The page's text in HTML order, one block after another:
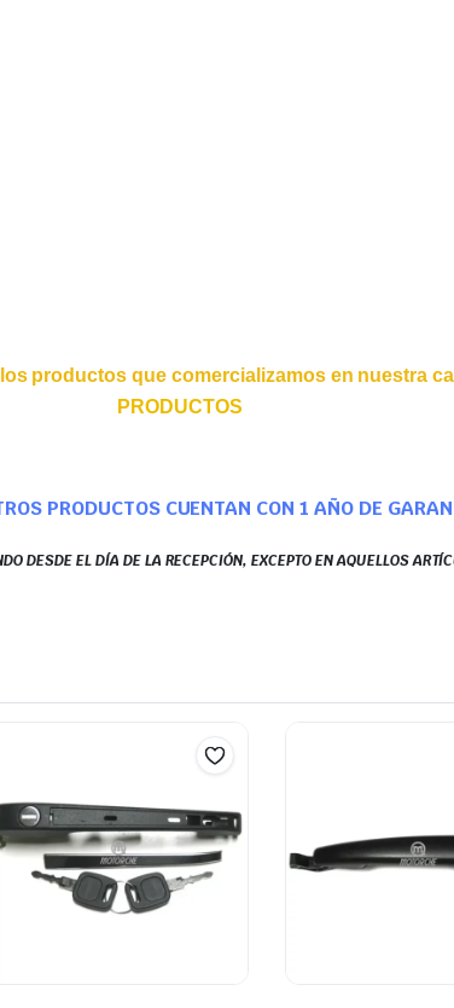
productos que comercializamos en nuestra
PRODUCTOS
PRODUCTOS CUENTAN CON 1 AÑO DE
DESDE EL DÍA DE LA RECEPCIÓN, EXCEPTO EN AQUELLOS